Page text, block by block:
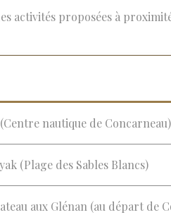
activités proposées à
nautique de Concarneau)
(Plage des Sables Blancs)
aux Glénan (au départ de